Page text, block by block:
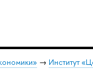
→ Институт